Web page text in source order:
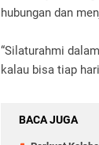
hubungan dan
“Silaturahmi
kalau bisa tiap
BACA JUGA